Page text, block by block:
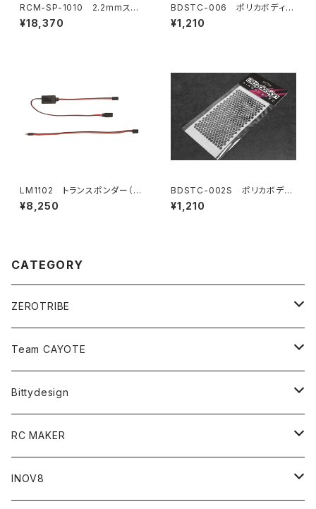
RCM-SP-1010 2.2mmスタ
ンダードカーボンシャーシ
¥18,370
BDSTC-006 ポリカボディ塗
装用ステンシル 【Ipnotic V1】
¥1,210
LM1102 トランスポンダー（ス
ポーツ/プロトタイプカー）
¥8,250
BDSTC-002S ポリカボディ
塗装用ステンシル 【Honeyco
mb V1 small】
¥1,210
CATEGORY
ZEROTRIBE
Zetricks（Spare & Optional）
T4 MID Conversion Kit
T4 FWD Conversion Kit
BD9 MID Conversion Kit
Team CAYOTE
Batteries
Merchandise
Accessories
Bittydesign
On-Road Clear Body＜オンロード用ボディ＞
GT8 （1/8 W/B325mm,W/B360mm）
Liquid Mask＜リキッドマスク＞
RC MAKER
SP2＜組立キット／スペアー＆オプションパーツ＞
INOV8